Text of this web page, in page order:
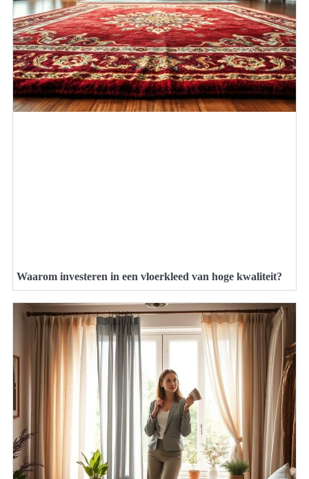
Waarom investeren in een vloerkleed van hoge kwaliteit?